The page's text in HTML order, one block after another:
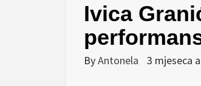
Ivica
ByAntonela 3 mjeseca